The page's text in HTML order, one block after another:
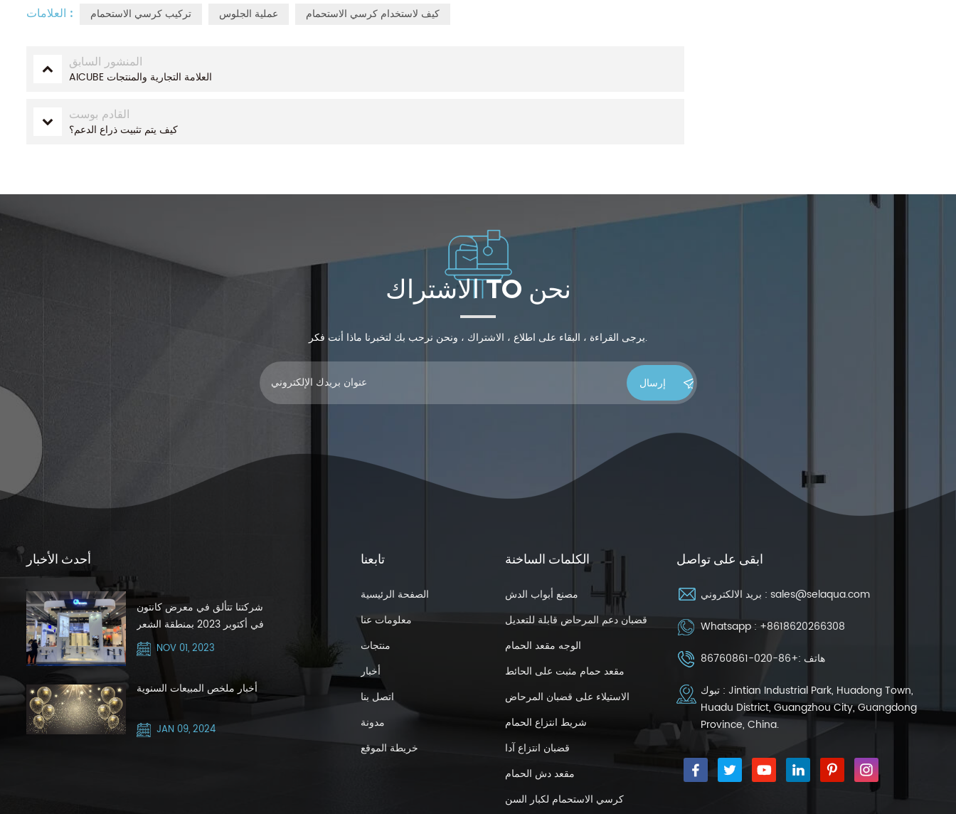
العلامات : تركيب كرسي الاستحمام عملية الجلوس كيف لاستخدام كرسي الاستحمام
المنشور السابق
AICUBE العلامة التجارية والمنتجات
القادم بوست
كيف يتم تثبيت ذراع الدعم؟
الاشتراك TO نحن
يرجى القراءة ، البقاء على اطلاع ، الاشتراك ، ونحن نرحب بك لتخبرنا ماذا أنت فكر.
أحدث الأخبار
شركتنا تتألق في معرض كانتون
في أكتوبر 2023 بمنطقة الشعر
الفضيNOV 01, 2023
أخبار ملخص المبيعات السنوية
JAN 09, 2024
تابعنا
الصفحة الرئيسية
معلومات عنا
منتجات
أخبار
اتصل بنا
مدونة
خريطة الموقع
الكلمات الساخنة
مصنع أبواب الدش
قضبان دعم المرحاض قابلة للتعديل
الوجه مقعد الحمام
مقعد حمام مثبت على الحائط
الاستيلاء على قضبان المرحاض
شريط انتزاع الحمام
قضبان انتزاع آدا
مقعد دش الحمام
كرسي الاستحمام لكبار السن
ابقى على تواصل
بريد الالكتروني :sales@selaqua.com
Whatsapp : +8618620266308
هاتف :+86-020-86760861
تبوك : Jintian Industrial Park, Huadong Town,
Huadu District, Guangzhou City, Guangdong
Province, China.